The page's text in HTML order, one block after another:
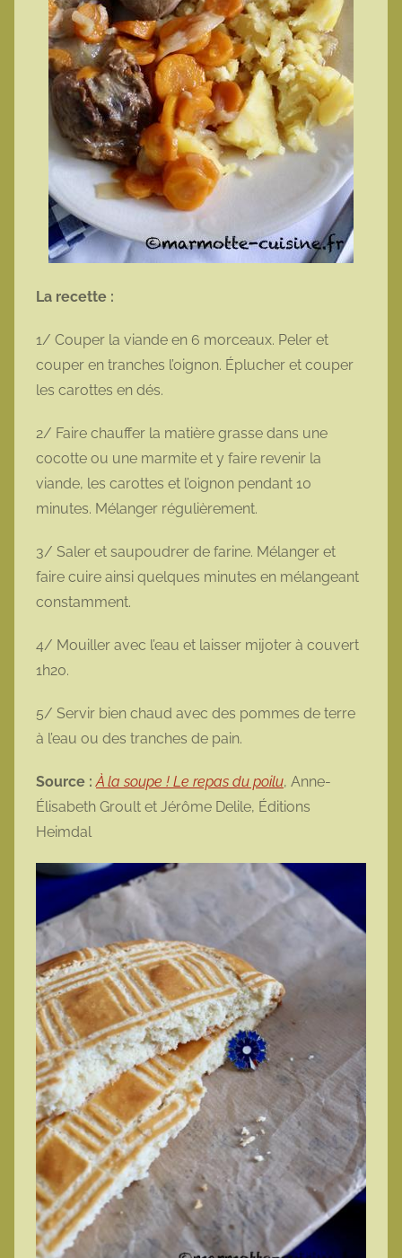
La recette :
1/ Couper la viande en 6 morceaux. Peler et
couper en tranches l’oignon. Éplucher et couper
les carottes en dés.
2/ Faire chauffer la matière grasse dans une
cocotte ou une marmite et y faire revenir la
viande, les carottes et l’oignon pendant 10
minutes. Mélanger régulièrement.
3/ Saler et saupoudrer de farine. Mélanger et
faire cuire ainsi quelques minutes en mélangeant
constamment.
4/ Mouiller avec l’eau et laisser mijoter à couvert
1h20.
5/ Servir bien chaud avec des pommes de terre
à l’eau ou des tranches de pain.
Source : À la soupe ! Le repas du poilu, Anne-
Élisabeth Groult et Jérôme Delile, Éditions
Heimdal